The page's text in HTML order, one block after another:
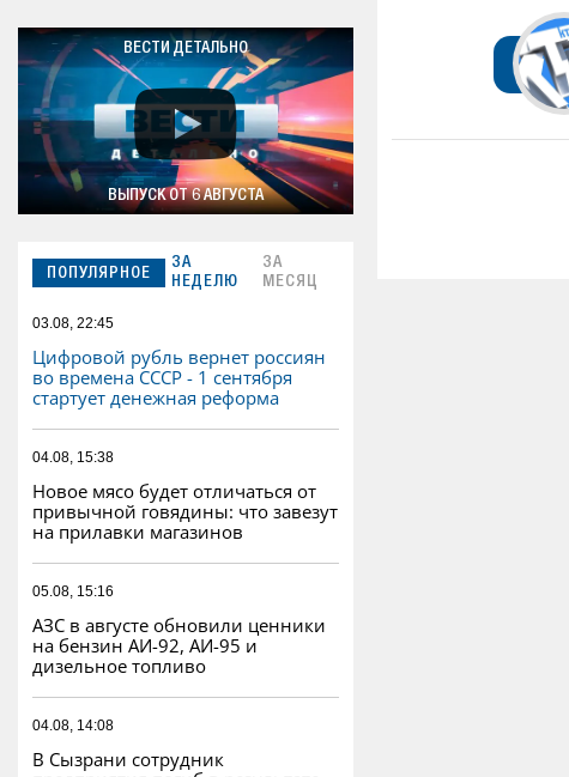
ВЕСТИ ДЕТАЛЬНО
ВЫПУСК ОТ 6 АВГУСТА
ПОПУЛЯРНОЕ
ЗА
НЕДЕЛЮ
ЗА
МЕСЯЦ
03.08, 22:45
Цифровой рубль вернет россиян
во времена СССР - 1 сентября
стартует денежная реформа
04.08, 15:38
Новое мясо будет отличаться от
привычной говядины: что завезут
на прилавки магазинов
05.08, 15:16
АЗС в августе обновили ценники
на бензин АИ-92, АИ-95 и
дизельное топливо
04.08, 14:08
В Сызрани сотрудник